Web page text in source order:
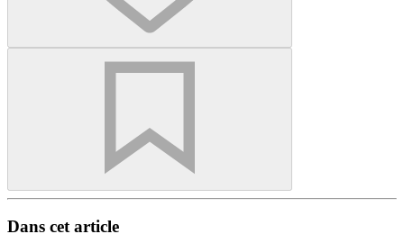
Dans cet article